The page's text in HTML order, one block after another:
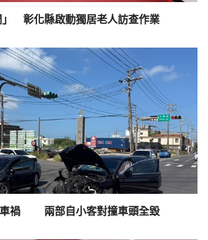
」 彰化縣啟動獨居老人訪查作業
車禍 兩部自小客對撞車頭全毀